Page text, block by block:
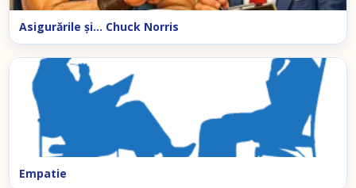
Asigurările şi… Chuck Norris
Empatie